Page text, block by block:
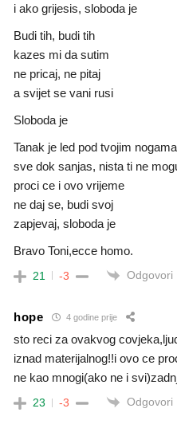
i ako grijesis, sloboda je
Budi tih, budi tih
kazes mi da sutim
ne pricaj, ne pitaj
a svijet se vani rusi
Sloboda je
Tanak je led pod tvojim nogama
sve dok sanjas, nista ti ne
proci ce i ovo vrijeme
ne daj se, budi svoj
zapjevaj, sloboda je
Bravo Toni,ecce homo.
21 -3 Odgovori
hope 4 godine prije
sto reci za ovakvog
iznad materijalnog!!i ovo ce
ne kao mnogi(ako ne i
23 -3 Odgovori